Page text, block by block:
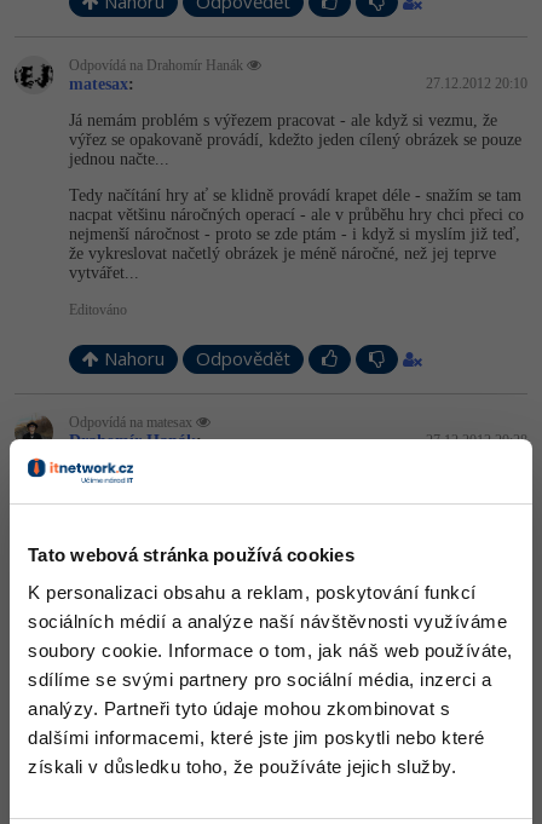
Tato webová stránka používá cookies
K personalizaci obsahu a reklam, poskytování funkcí
sociálních médií a analýze naší návštěvnosti využíváme
soubory cookie. Informace o tom, jak náš web používáte,
sdílíme se svými partnery pro sociální média, inzerci a
analýzy. Partneři tyto údaje mohou zkombinovat s
dalšími informacemi, které jste jim poskytli nebo které
získali v důsledku toho, že používáte jejich služby.
Fórum
Kurzy e-commerce
Testování softwaru
Datová analýza
Digitální gramotnost
Marketing
WordPress
SEO
UX
Kryptoměny
Copywriting -30%
MS Office -80%
Google Dokumenty
Time management
Kurzy designu
HTML/CSS -80%
Photoshop -80%
Adobe Illustrator
Adobe Lightroom -30%
Adobe XD -15%
Adobe InDesign
Blender -80%
Inkscape
Fotografování -80%
Video
Příběhy absolventů
Pro firmy
Odpovídá na Drahomír Hanák
matesax: 27.12.2012 20:10
Já nemám problém s výřezem pracovat - ale když si vezmu, že
výřez se opakovaně provádí, kdežto jeden cílený obrázek se pouze
jednou načte...
Tedy načítání hry ať se klidně provádí krapet déle - snažím se tam
nacpat většinu náročných operací - ale v průběhu hry chci přeci co
nejmenší náročnost - proto se zde ptám - i když si myslím již teď,
že vykreslovat načetlý obrázek je méně náročné, než jej teprve
vytvářet...
Editováno
Nahoru Odpovědět
Odpovídá na matesax
Drahomír Hanák: 27.12.2012 20:28
Teď to moc nechápu. Vždyť právě víc obrázku musíš načíst více
Nahoru Odpovědět
Odpovídá na Drahomír Hanák
matesax: 27.12.2012 21:18
No jak to? Načtu do pole a z něj vybírám... Jednou načtu a pak jen
manipuluji s indexy...
Odpovědět